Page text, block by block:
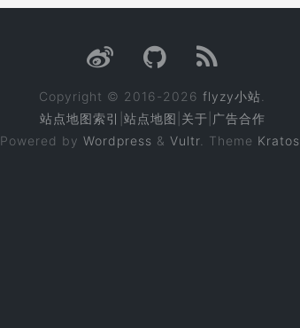
Copyright © 2016-2026 flyzy小站
站点地图索引 站点地图 关于 广告合作
Powered by Wordpress & Vultr . Theme Kratos.